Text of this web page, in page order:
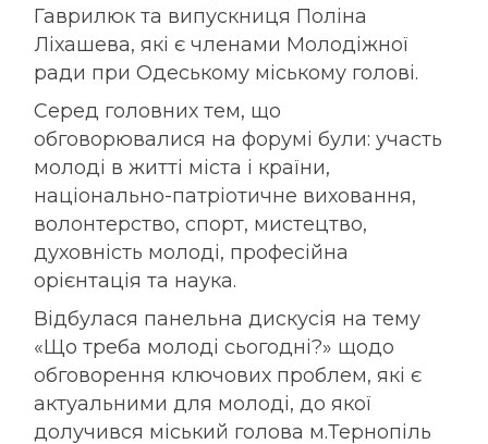
Гаврилюк та випускниця Поліна
Ліхашева, які є членами Молодіжної
ради при Одеському міському голові.
Серед головних тем, що
обговорювалися на форумі були: участь
молоді в житті міста і країни,
національно-патріотичне виховання,
волонтерство, спорт, мистецтво,
духовність молоді, професійна
орієнтація та наука.
Відбулася панельна дискусія на тему
«Що треба молоді сьогодні?» щодо
обговорення ключових проблем, які є
актуальними для молоді, до якої
долучився міський голова м.Тернопіль